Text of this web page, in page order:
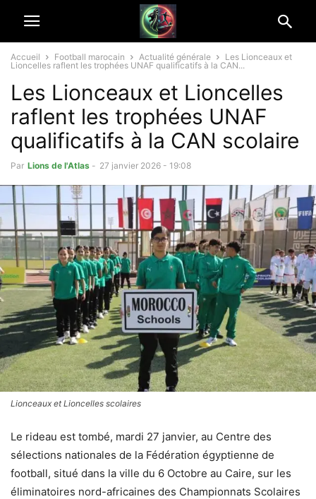
Accueil Football marocain Actualité générale
Les Lionceaux et
Lioncelles raflent les trophées UNAF qualificatifs à la CAN...
Les Lionceaux et Lioncelles
raflent les trophées UNAF
qualificatifs à la CAN scolaire
Par Lions de l'Atlas - 27 janvier 2026 - 19:08
Lionceaux et Lioncelles scolaires
Le rideau est tombé, mardi 27 janvier, au Centre des
sélections nationales de la Fédération égyptienne de
football, situé dans la ville du 6 Octobre au Caire, sur les
éliminatoires nord-africaines des Championnats Scolaires